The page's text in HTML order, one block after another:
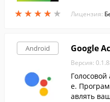
★ ★ ★ ★ ★
★ ★ ★ ★ ★ Лицензия:
Android Google
Версия:
Голосовой
e.
авлять